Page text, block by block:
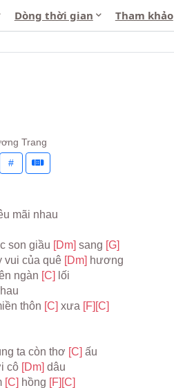
Dòng thời gian Tham khảo
Trang
#
mãi nhau
son giầu [Dm] sang [G]
vui của quê [Dm] hương
ngàn [C] lối
thôn [C] xưa [F] [C]
ta còn thơ [C] ấu
cô [Dm] dâu
[C] hồng [F] [C]